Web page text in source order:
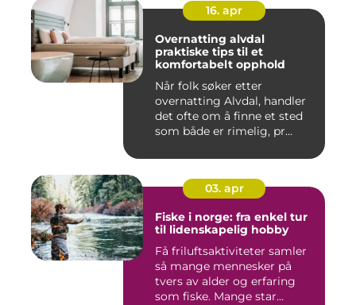
16. apr
Overnatting alvdal
praktiske tips til et
komfortabelt opphold
Når folk søker etter
overnatting Alvdal, handler
det ofte om å finne et sted
som både er rimelig, pr...
03. apr
Fiske i norge: fra enkel tur
til lidenskapelig hobby
Få friluftsaktiviteter samler
så mange mennesker på
tvers av alder og erfaring
som fiske. Mange star...